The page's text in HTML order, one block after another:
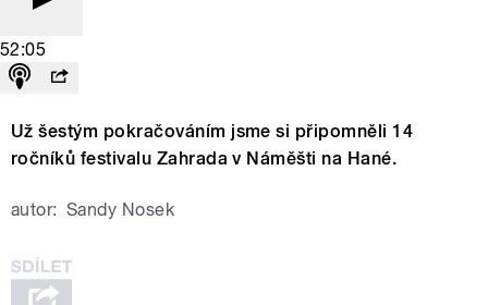
52:05
Už šestým pokračováním jsme si připomněli 14
ročníků festivalu Zahrada v Náměšti na Hané.
autor: Sandy Nosek